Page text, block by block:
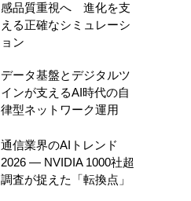
感品質重視へ 進化を支
える正確なシミュレーシ
ョン
データ基盤とデジタルツ
インが支えるAI時代の自
律型ネットワーク運用
通信業界のAIトレンド
2026 ― NVIDIA 1000社超
調査が捉えた「転換点」